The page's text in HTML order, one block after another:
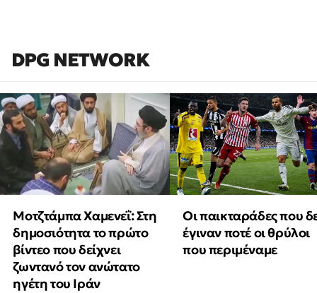
DPG NETWORK
Μοτζτάμπα Χαμενεΐ: Στη
δημοσιότητα το πρώτο
βίντεο που δείχνει
ζωντανό τον ανώτατο
ηγέτη του Ιράν
Οι παικταράδες που
έγιναν ποτέ οι θρύλοι
που περιμέναμε